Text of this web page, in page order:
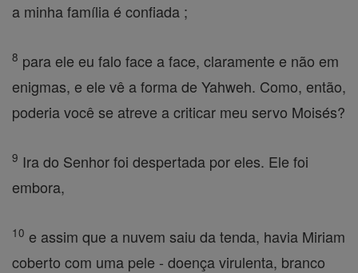
a minha família é confiada ;
8 para ele eu falo face a face, claramente e não em
enigmas, e ele vê a forma de Yahweh. Como, então,
poderia você se atreve a criticar meu servo Moisés?
9 Ira do Senhor foi despertada por eles. Ele foi
embora,
10 e assim que a nuvem saiu da tenda, havia Miriam
coberto com uma pele - doença virulenta, branco